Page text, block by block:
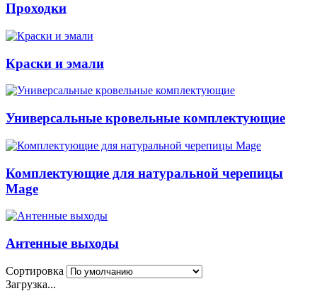
Проходки
Краски и эмали
Универсальные кровельные комплектующие
Комплектующие для натуральной черепицы
Mage
Антенные выходы
Сортировка
Загрузка...